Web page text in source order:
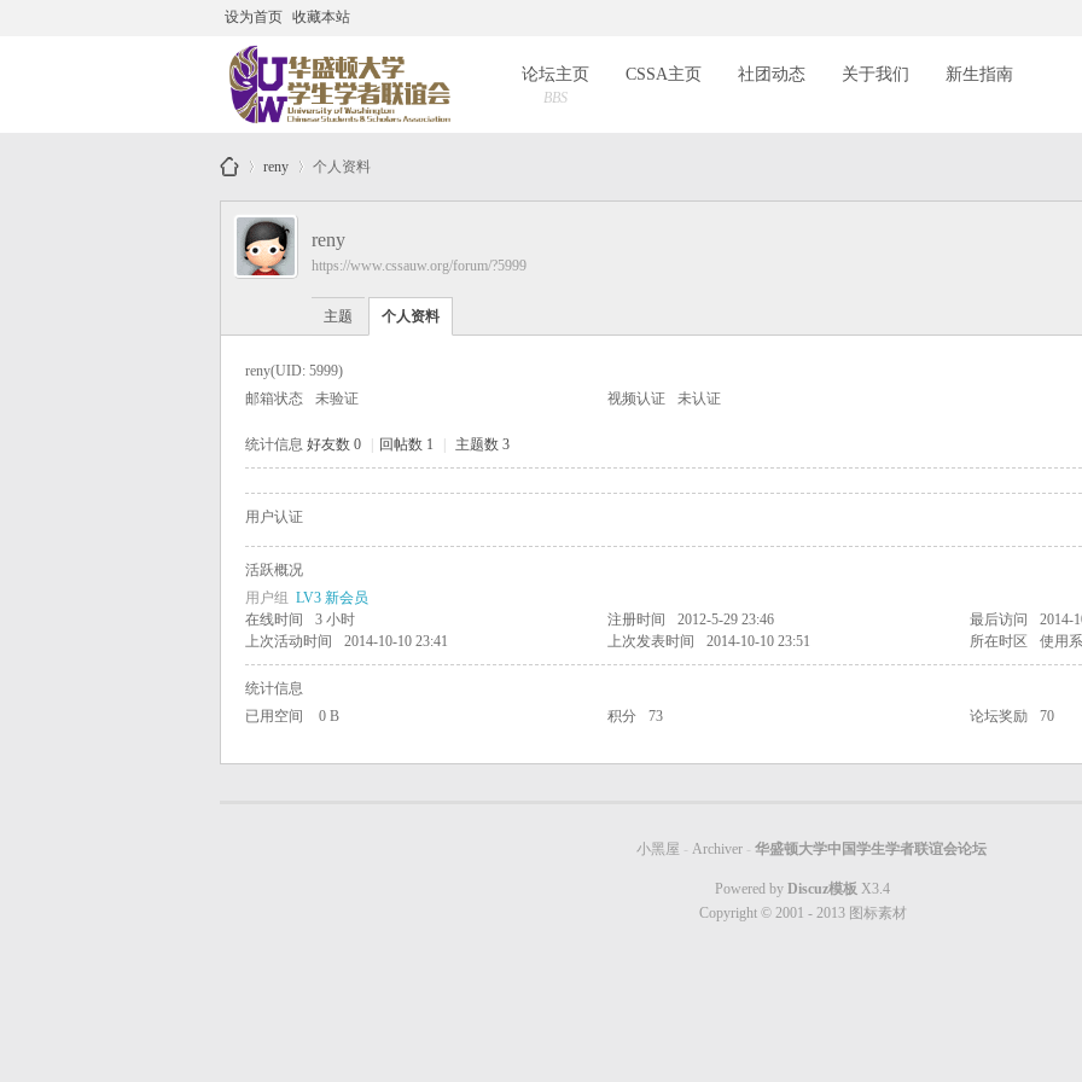
设为首页 收藏本站
论坛主页
BBS
CSSA主页 社团动态 关于我们 新生指南
华
reny 个人资料
reny
https://www.cssauw.org/forum/?5999
主题 个人资料
reny(UID: 5999)
邮箱状态
未验证 视频认证 未认证
统计信息 好友数 0 回帖数 1 主题数 3
用户认证
活跃概况
用户组 LV3 新会员
在线时间
3 小时 注册时间 2012-5-29 23:46 最后访问
2014-
上次活动时间
2014-10-10 23:41 上次发表时间 2014-10-10 23:51 所在时区 使用
统计信息
已用空间
0 B 积分 73 论坛奖励 70
小黑屋 - Archiver - 华盛顿大学中国学生学者联谊会论坛
Powered by Discuz模板 X3.4
Copyright © 2001 - 2013 图标素材